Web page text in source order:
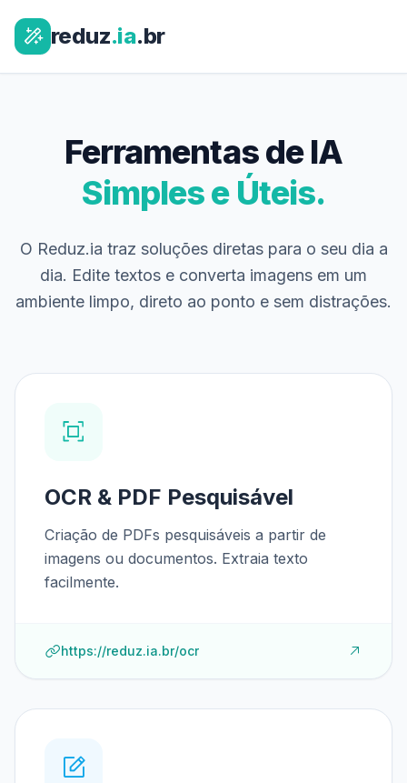
reduz.ia.br
Ferramentas de IA
Simples e Úteis.
O Reduz.ia traz soluções diretas para o seu dia a
dia. Edite textos e converta imagens em um
ambiente limpo, direto ao ponto e sem distrações.
OCR & PDF Pesquisável
Criação de PDFs pesquisáveis a partir de
imagens ou documentos. Extraia texto
facilmente.
https://reduz.ia.br/ocr